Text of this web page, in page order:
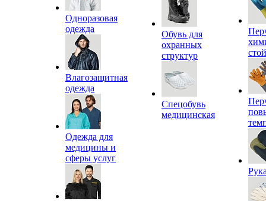
Одноразовая
одежда
Влагозащитная
одежда
Одежда для
медицины и
сферы услуг
Обувь для
охранных
структур
Спецобувь
медицинская